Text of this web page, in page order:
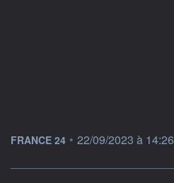
information fournie par
FRANCE 24 • 22/09/2023 à 14:26